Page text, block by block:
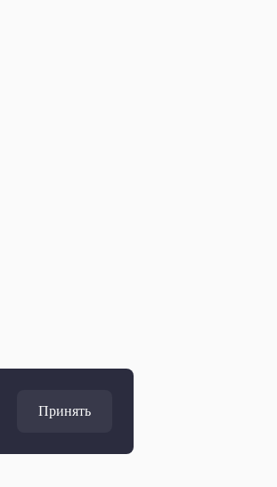
Принять